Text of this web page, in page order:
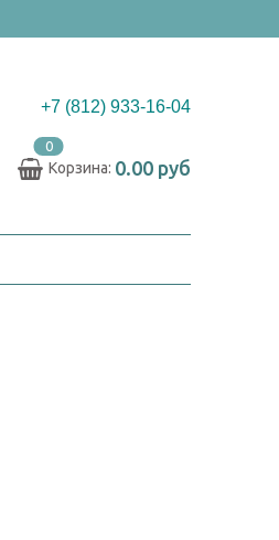
+7 (812) 933-16-04
0
Корзина: 0.00 руб